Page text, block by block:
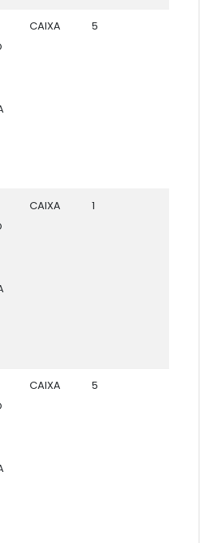
CAIXA 5
CAIXA 1
CAIXA 5